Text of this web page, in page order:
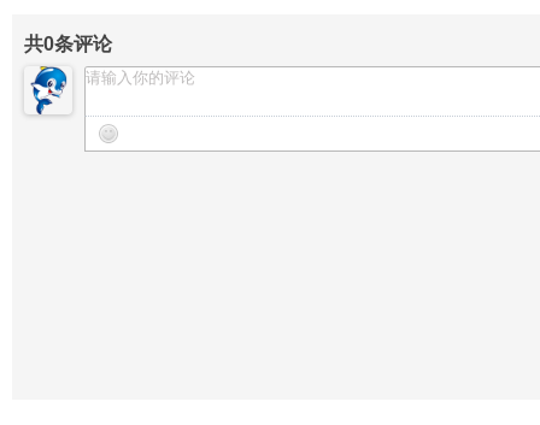
共0条评论